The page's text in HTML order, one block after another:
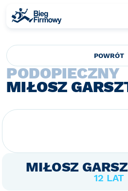
POWRÓT
PODOPIECZNY
MIŁOSZ
MIŁOSZ
12 LAT